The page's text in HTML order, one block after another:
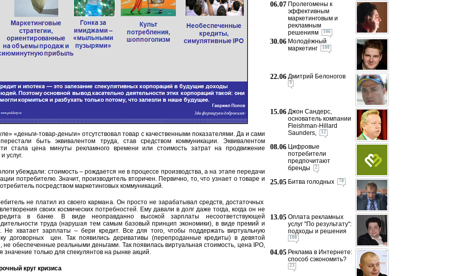
«деньги-товар-деньги» отсутствовал товар с качественными показателями. Да и сами
быть эквивалентом труда, став средством коммуникации. Эквивалентом
стала цена минуты рекламного времени или стоимость затрат на продвижение
услуг.
убеждали: стоимость – рождается не в процессе производства, а на этапе передачи
потребителю. Значит, производитель вторичен. Первично, то, что узнает о товаре и
посредством маркетинговых коммуникаций.
не платил из своего кармана. Он просто не зарабатывал средств, достаточных
своих космических потребностей. Ему давали в долг даже тогда, когда он не
в банке. В виде неоправданно высокой зарплаты несоответствующей
труда (нарушая тем самым базовый принцип экономики), в виде премий и
Не хватает зарплаты – бери кредит. Все для того, чтобы поддержать виртуальную
договорных цен. Так появились деривативы (перепроданные кредиты) в девятой
не обеспеченные реальными деньгами. Так появилась виртуальная стоимость, цена IPO,
значение только для спекулянтов на рынке акций.
круг кризиса
06.07 Пролегомены к
эффективным
маркетинговым и
рекламным
решениям
106
30.06 Молодёжный
маркетинг
108
22.06 Дмитрий Белоногов
9
15.06 Джон Сандерс,
основатель компании
Fleishman-Hillard
Saunders,
12
08.06 Цифровые
потребители
предпочитают
бренды
2
25.05 Битва голодных 78
13.05 Оплата рекламных
услуг "По результату":
подходы и решения
108
04.05 Реклама в Интернете:
способ сэкономить?
23